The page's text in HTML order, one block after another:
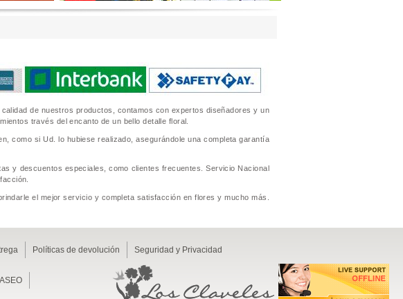
de nuestros productos, contamos con expertos diseñadores y un
través del encanto de un bello detalle floral.
como si Ud. lo hubiese realizado, asegurándole una completa garantía
y descuentos especiales, como clientes frecuentes. Servicio Nacional
el mejor servicio y completa satisfacción en flores y mucho más.
Políticas de devolución Seguridad y Privacidad